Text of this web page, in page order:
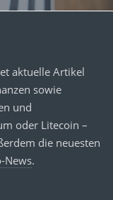
aktuelle Artikel
sowie
und
oder Litecoin –
die neuesten
News.